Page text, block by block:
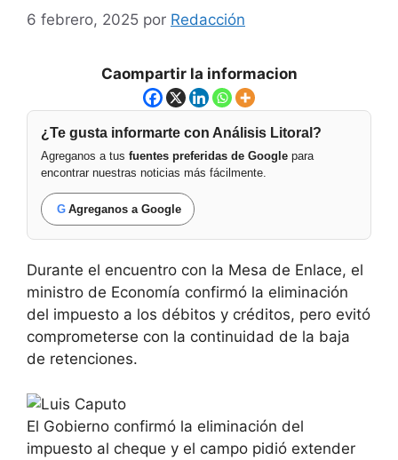
6 febrero, 2025 por Redacción
Caompartir la informacion
¿Te gusta informarte con Análisis Litoral?
Agreganos a tus fuentes preferidas de Google para
encontrar nuestras noticias más fácilmente.
G Agreganos a Google
Durante el encuentro con la Mesa de Enlace, el
ministro de Economía confirmó la eliminación
del impuesto a los débitos y créditos, pero evitó
comprometerse con la continuidad de la baja
de retenciones.
El Gobierno confirmó la eliminación del
impuesto al cheque y el campo pidió extender